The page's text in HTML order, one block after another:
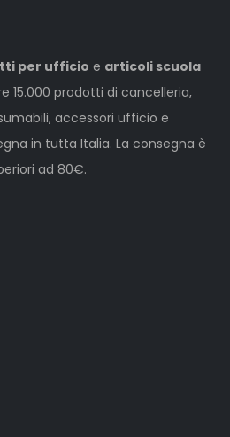
per ufficio e articoli scuola
15.000 prodotti di cancelleria,
accessori ufficio e
in tutta Italia. La consegna è
ad 80€.